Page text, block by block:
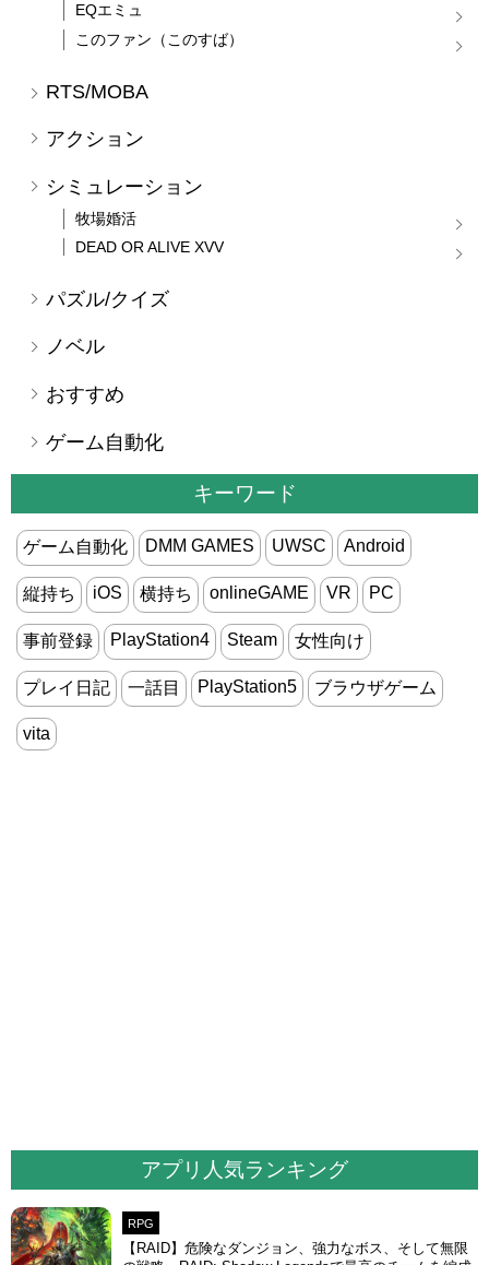
EQエミュ
このファン（このすば）
RTS/MOBA
アクション
シミュレーション
牧場婚活
DEAD OR ALIVE XVV
パズル/クイズ
ノベル
おすすめ
ゲーム自動化
キーワード
ゲーム自動化 DMM GAMES UWSC Android
縦持ち iOS 横持ち onlineGAME VR PC
事前登録 PlayStation4 Steam 女性向け
プレイ日記 一話目 PlayStation5 ブラウザゲーム
vita
アプリ人気ランキング
RPG
【RAID】危険なダンジョン、強力なボス、そして無限